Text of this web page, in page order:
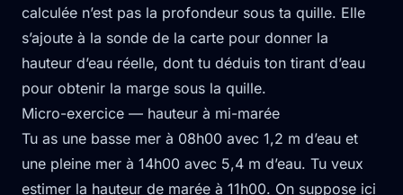
calculée n’est pas la profondeur sous ta quille. Elle
s’ajoute à la sonde de la carte pour donner la
hauteur d’eau réelle, dont tu déduis ton tirant d’eau
pour obtenir la marge sous la quille.
Micro-exercice — hauteur à mi-marée
Tu as une basse mer à 08h00 avec 1,2 m d’eau et
une pleine mer à 14h00 avec 5,4 m d’eau. Tu veux
estimer la hauteur de marée à 11h00. On suppose ici